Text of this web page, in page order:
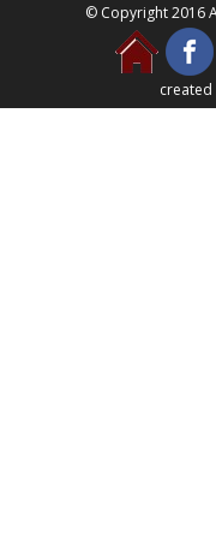
© Copyright 2016
created